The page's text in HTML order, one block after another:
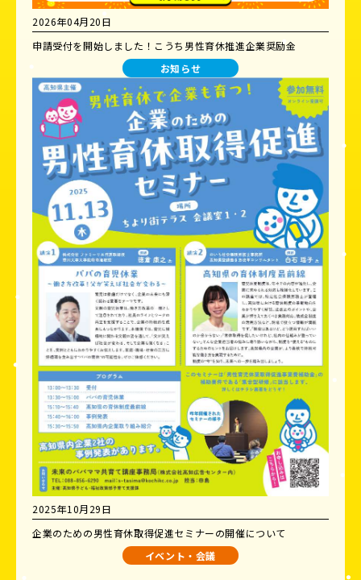
2026年04月20日
申請受付を開始しました！こうち男性育休推進企業奨励金
お知らせ
2025年10月29日
企業のための男性育休取得促進セミナーの開催について
イベント・会議